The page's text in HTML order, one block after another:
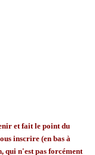
et fait le point du
inscrire (en bas à
qui n'est pas forcément